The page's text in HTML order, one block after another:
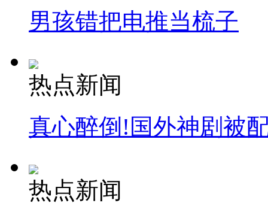
男孩错把电推当梳子
热点新闻
真心醉倒!国外神剧被
热点新闻